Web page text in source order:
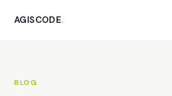
AGISCODE.
BLOG